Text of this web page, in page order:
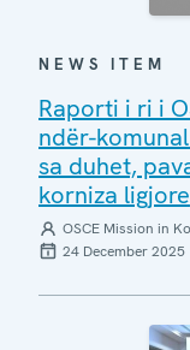
NEWS ITEM
Raporti i ri i
ndër-
sa duhet,
korniza ligjore
OSCE Mission in
24 December 2025